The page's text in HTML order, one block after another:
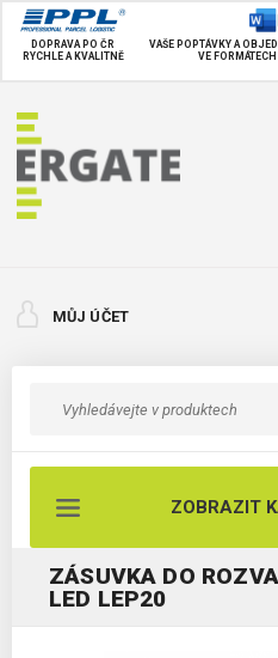
DOPRAVA PO ČR
RYCHLE A KVALITNĚ
VAŠE POPTÁVKY A
VE
MŮJ ÚČET
ZOBRAZIT
ZÁSUVKA DO
LED LEP20